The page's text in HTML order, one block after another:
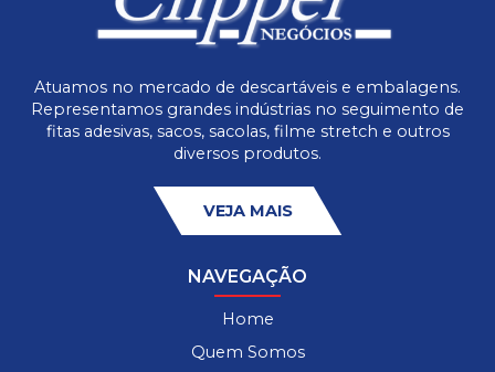
Atuamos no mercado de descartáveis e embalagens.
Representamos grandes indústrias no seguimento de
fitas adesivas, sacos, sacolas, filme stretch e outros
diversos produtos.
VEJA MAIS
NAVEGAÇÃO
Home
Quem Somos